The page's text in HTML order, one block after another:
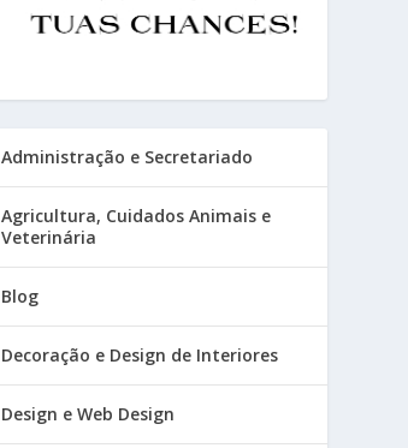
Administração e Secretariado
Agricultura, Cuidados Animais e
Veterinária
Blog
Decoração e Design de Interiores
Design e Web Design